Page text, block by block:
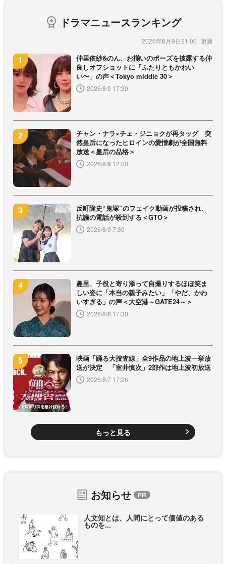
ドラマニュースランキング
2026年8月9日21:00
仲里依紗&のん、お揃いのポーズを披露する仲
良しオフショットに「ふたりともかわい
い〜」の声＜Tokyo middle 30＞
2026/8/9 17:30
チャン・ナラ×チェ・ジニョクが再タッグ 突
然皇后になったヒロインの愛憎劇が全国無料
放送＜皇后の品格＞
2026/8/9 12:00
反町隆史“鬼塚”のフェイク動画が投稿され、
抗議の電話が殺到する＜GTO＞
2026/8/9 7:30
趣里、子役と寄り添って自撮りするほほ笑ま
しい姿に「本当の親子みたい」「やだ、かわ
いすぎる」の声＜大空港～GATE24～＞
2026/8/8 17:30
映画「踊る大捜査線」全9作品の地上波一挙放
送が決定 「室井慎次」2部作は地上波初放送
2026/8/7 17:26
もっと見る
お知らせ
人文知とは、人間にとって価値のある
ものを...